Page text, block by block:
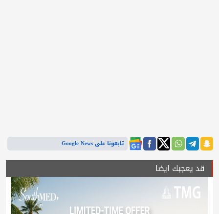
تابعونا على Google News
قد يعجبك ايضا